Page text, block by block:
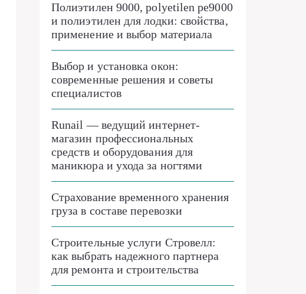
Полиэтилен 9000, polyetilen pe9000
и полиэтилен для лодки: свойства,
применение и выбор материала
Выбор и установка окон:
современные решения и советы
специалистов
Runail — ведущий интернет-
магазин профессиональных
средств и оборудования для
маникюра и ухода за ногтями
Страхование временного хранения
груза в составе перевозки
Строительные услуги Стровелл:
как выбрать надежного партнера
для ремонта и строительства